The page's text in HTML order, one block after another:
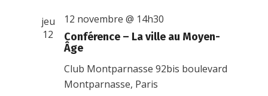
jeu
12
Conférence – La ville au Moyen-
Âge
12 novembre @ 14h30
Club Montparnasse92bis boulevard
Montparnasse, Paris